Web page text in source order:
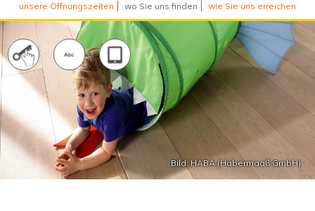
unsere Öffnungszeiten wo Sie uns finden wie Sie uns erreichen
Bild: HABA (Habermaaß GmbH)